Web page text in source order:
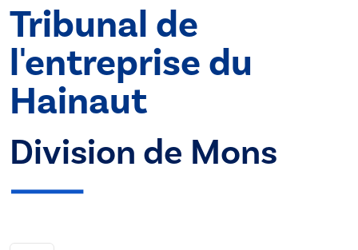
Tribunal de
l'entreprise du
Hainaut
Division de Mons